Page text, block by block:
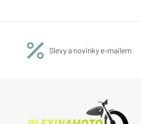
Slevy a novinky e-mailem